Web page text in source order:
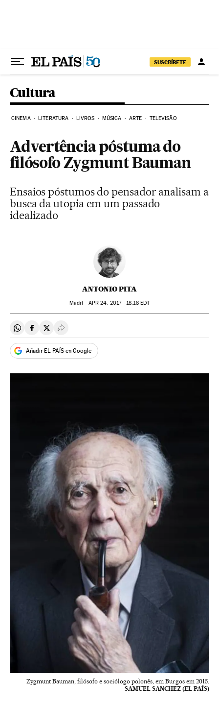
SUSCRÍBETE
Cultura
CINEMA LITERATURA LIVROS MÚSICA ARTE TELEVISÃO
Advertência póstuma do
filósofo Zygmunt Bauman
Ensaios póstumos do pensador analisam a
busca da utopia em um passado
idealizado
ANTONIO PITA
Madri - APR 24, 2017 - 18:18EDT
Compartir en Whatsapp
Compartir en Facebook
Compartir en Twitter
Desplegar Redes Sociales
Añadir EL PAÍS en Google
Zygmunt Bauman, filósofo e sociólogo polonês, em Burgos em 2015.
SAMUEL SANCHEZ (EL PAÍS)